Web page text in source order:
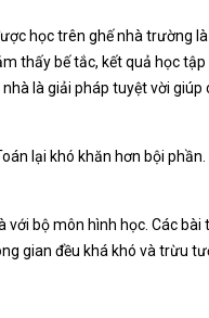
học trên ghế nhà trường
thấy bế tắc, kết quả học
là giải pháp tuyệt vời giúp
lại khó khăn hơn bội
bộ môn hình học. Các bài
gian đều khá khó và trừu